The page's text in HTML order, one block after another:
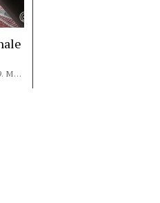
VON REDAKTION INTERNATIONAL AM 29. MAI 2026